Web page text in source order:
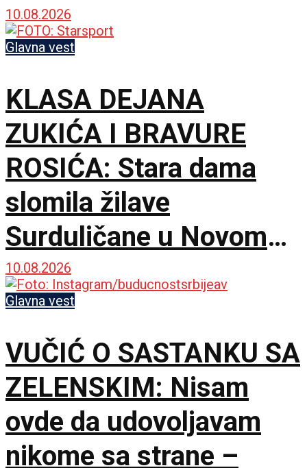
Evrolige i zatvorila
spoljnu liniju!
10.08.2026
Glavna vest
KLASA DEJANA
ZUKIĆA I BRAVURE
ROSIĆA: Stara dama
slomila žilave
Surduličane u Novom
Sadu za maksimalan
učinak!
10.08.2026
Glavna vest
VUČIĆ O SASTANKU SA
ZELENSKIM: Nisam
ovde da udovoljavam
nikome sa strane –